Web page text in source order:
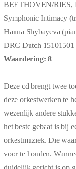
BEETHOVEN/
Symphonic Intimacy
Hanna Shybayeva
DRC Dutch 15101501
Waardering: 8
Deze cd brengt twee
deze orkestwerken te
wezenlijk andere
het beste gebaat is bij
orkestmuziek. Die
voor te houden.
duidelijk gericht is op